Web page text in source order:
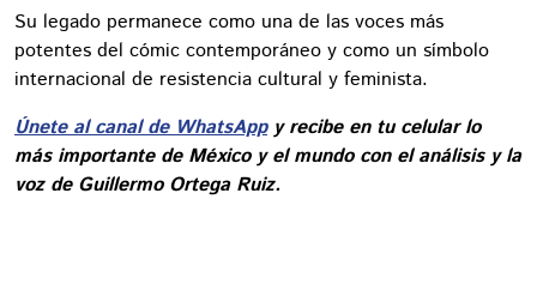
Su legado permanece como una de las voces más
potentes del cómic contemporáneo y como un símbolo
internacional de resistencia cultural y feminista.
Únete al canal de WhatsAppy recibe en tu celular lo
más importante de México y el mundo con el análisis y la
voz de Guillermo Ortega Ruiz.